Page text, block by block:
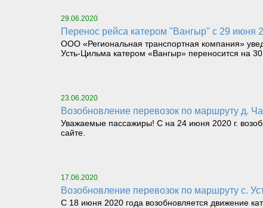
29.06.2020
Перенос рейса катером "Вангыр" с 29 июня
ООО «Региональная транспортная компания»
Усть-Цильма катером «Вангыр» переносится на
23.06.2020
Возобновление перевозок по маршруту д.
Уважаемые пассажиры! С на 24 июня 2020 г.
сайте.
17.06.2020
Возобновление перевозок по маршруту с.
С 18 июня 2020 года возобновляется движение